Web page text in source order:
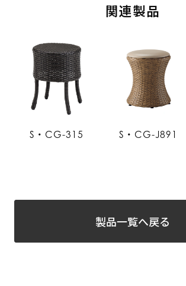
関連製品
S・CG-315 S・CG-J891
製品一覧へ戻る